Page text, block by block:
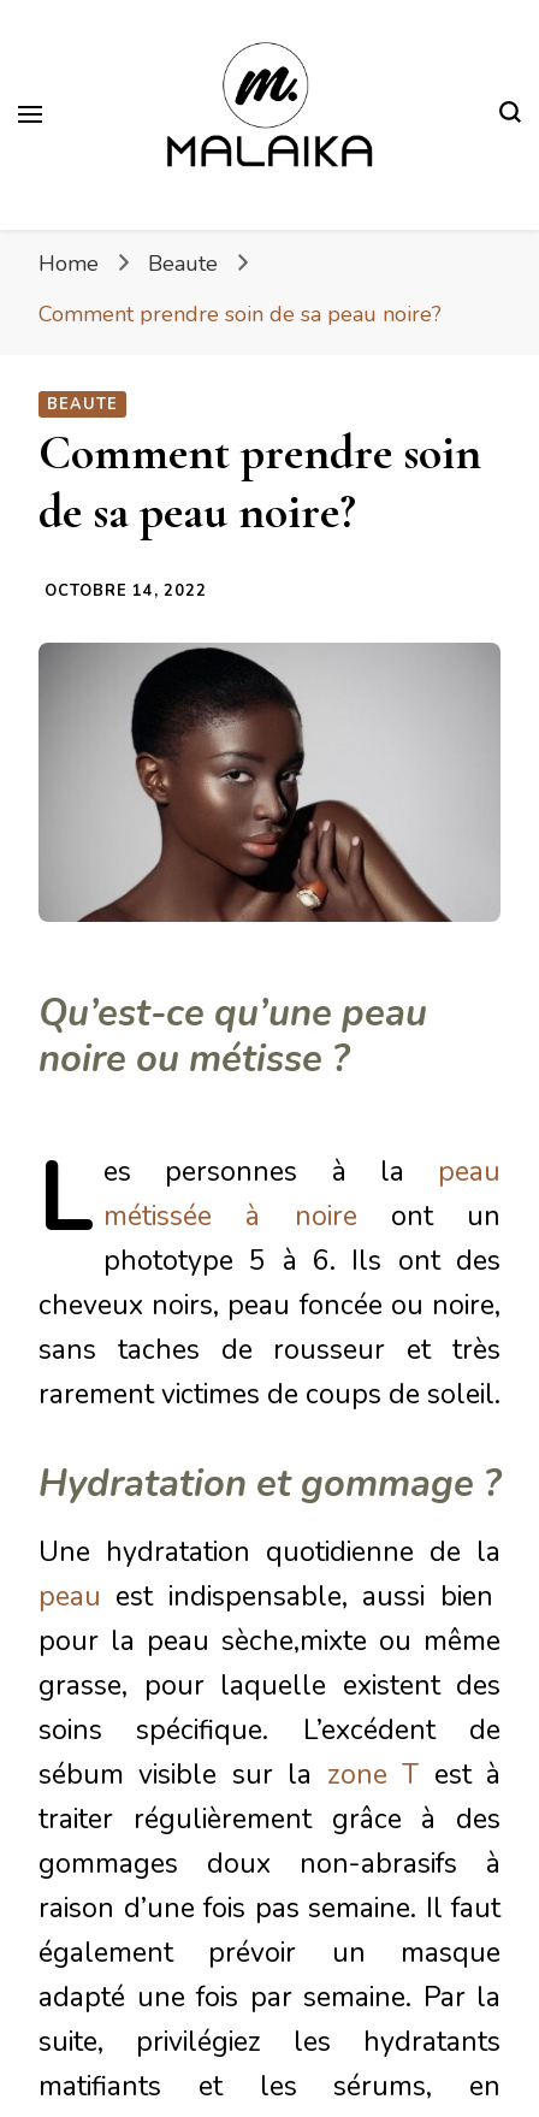
Home
Beaute
Comment prendre soin de sa peau noire?
BEAUTE
Comment prendre soin
de sa peau noire?
OCTOBRE 14, 2022
Qu’est-ce qu’une peau
noire ou métisse ?
L es personnes à la peau
métissée à noire ont un
phototype 5 à 6. Ils ont des
cheveux noirs, peau foncée ou noire,
sans taches de rousseur et très
rarement victimes de coups de soleil.
Hydratation et gommage ?
Une hydratation quotidienne de la
peau est indispensable, aussi bien
pour la peau sèche,mixte ou même
grasse, pour laquelle existent des
soins spécifique. L’excédent de
sébum visible sur la zone T est à
traiter régulièrement grâce à des
gommages doux non-abrasifs à
raison d’une fois pas semaine. Il faut
également prévoir un masque
adapté une fois par semaine. Par la
suite, privilégiez les hydratants
matifiants et les sérums, en